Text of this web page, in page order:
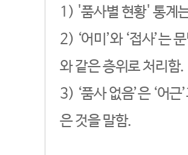
1) '품사별 현황' 통계
2) ‘어미’와 ‘접사’는
와 같은 층위로 처리함.
3) ‘품사 없음’은 ‘어
은 것을 말함.